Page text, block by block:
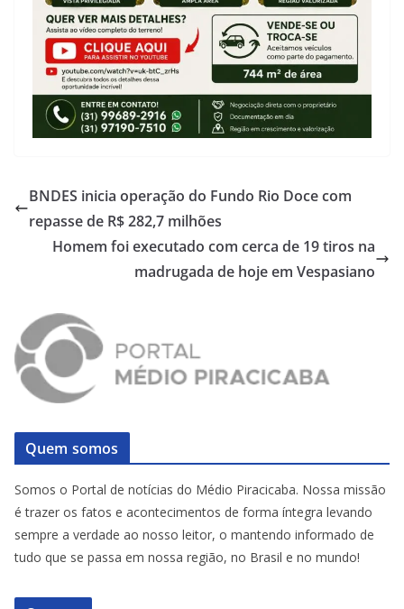
BNDES inicia operação do Fundo Rio Doce com
repasse de R$ 282,7 milhões
Homem foi executado com cerca de 19 tiros na
madrugada de hoje em Vespasiano
Quem somos
Somos o Portal de notícias do Médio Piracicaba. Nossa missão
é trazer os fatos e acontecimentos de forma íntegra levando
sempre a verdade ao nosso leitor, o mantendo informado de
tudo que se passa em nossa região, no Brasil e no mundo!